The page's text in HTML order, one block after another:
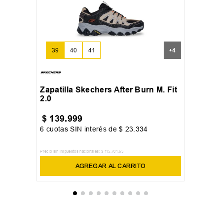
39 40 41 +4
Zapatilla Skechers After Burn M. Fit
2.0
$ 139.999
6 cuotas SIN interés de$ 23 334
Precio sin impuestos nacionales: $ 115 .701 ,65
AGREGAR AL CARRITO